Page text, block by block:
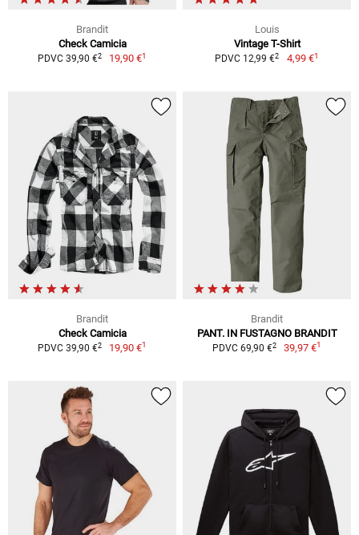
Brandit
Check Camicia
PDVC 39,90 €2 19,90 €1
Louis
Vintage T-Shirt
PDVC 12,99 €2 4,99 €1
Brandit
Check Camicia
PDVC 39,90 €2 19,90 €1
Brandit
PANT. IN FUSTAGNO BRANDIT
PDVC 69,90 €2 39,97 €1